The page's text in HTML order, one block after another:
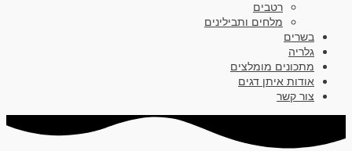
רטבים
מלחים ותבילינים
בשרים
גלריה
מתכונים מומלצים
אודות איתן דגים
צור קשר